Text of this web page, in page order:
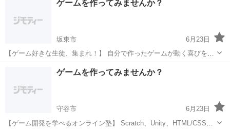
んか？ 学校の情報分野の授業だけでは不安 プログラミング...
ゲームを作ってみませんか？
坂東市
6月23日
【ゲーム好きな生徒、集まれ！】 自分で作ったゲームが動く喜びを体
験しよう。 ゲーム制作コースの内容 Scratchという初心者向けプログ
ラミング言語を使って、 シューティングゲームやアクションゲームな
どを製...
プログラミング 表現力
ゲームを作ってみませんか？
守谷市
6月23日
【ゲーム開発を学べるオンライン塾】 Scratch、Unity、HTML/CSSな